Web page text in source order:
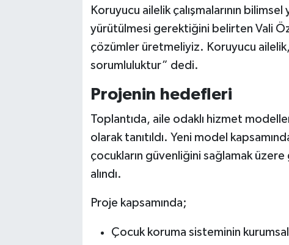
Koruyucu ailelik çalışmalarının
yürütülmesi gerektiğini belirten Vali
çözümler üretmeliyiz. Koruyucu
sorumluluktur” dedi.
Projenin hedefleri
Toplantıda, aile odaklı hizmet
olarak tanıtıldı. Yeni model
çocukların güvenliğini sağlamak
alındı.
Proje kapsamında;
Çocuk koruma sisteminin kurumsal